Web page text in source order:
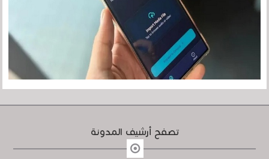
تصفح أرشيف المدونة